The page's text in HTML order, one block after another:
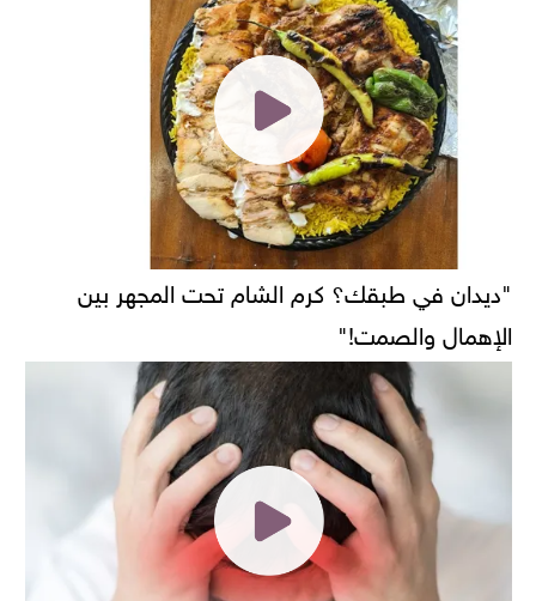
"ديدان في طبقك؟ كرم الشام تحت المجهر بين
الإهمال والصمت!"